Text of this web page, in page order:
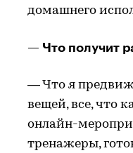
домашнего
— Что получит
— Что я
вещей, все, что
онлайн-
тренажеры,